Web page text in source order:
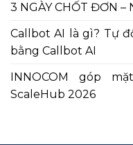
3 NGÀY CHỐT ĐƠN –
Callbot AI là gì? Tự
bằng Callbot AI
INNOCOM góp
ScaleHub 2026